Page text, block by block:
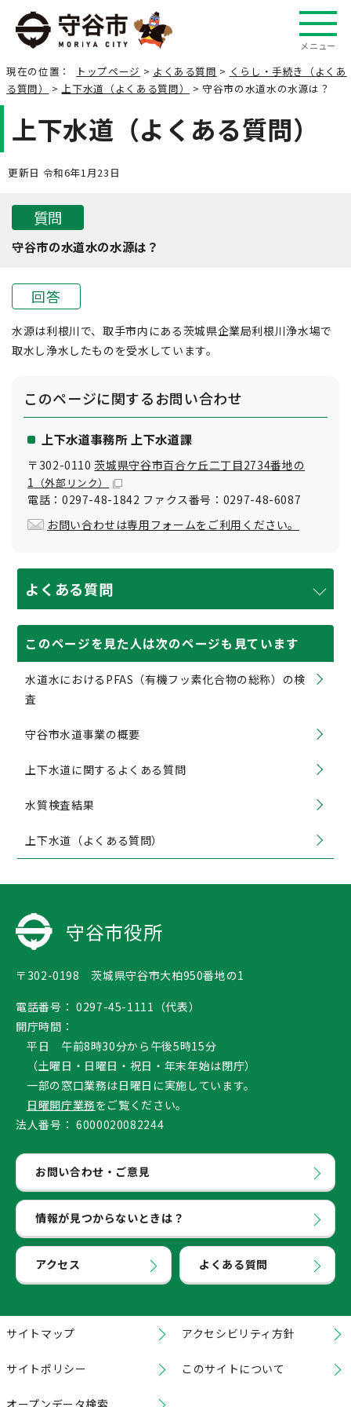
メニュー
現在の位置： トップページ > よくある質問 > くらし・手続き（よくあ
る質問）
>上下水道（よくある質問） > 守谷市の水道水の水源は？
上下水道（よくある質問）
更新日 令和6年1月23日
質問
守谷市の水道水の水源は？
回答
水源は利根川で、取手市内にある茨城県企業局利根川浄水場で
取水し浄水したものを受水しています。
このページに関するお問い合わせ
上下水道事務所 上下水道課
〒302-0110茨城県守谷市百合ケ丘二丁目2734番地の
1 （外部リンク）
電話：0297-48-1842 ファクス番号：0297-48-6087
お問い合わせは専用フォームをご利用ください。
よくある質問
このページを見た人は次のページも見ています
水道水におけるPFAS（有機フッ素化合物の総称）の検
査
守谷市水道事業の概要
上下水道に関するよくある質問
水質検査結果
上下水道（よくある質問）
守谷市役所
〒302-0198 茨城県守谷市大柏950番地の1
電話番号： 0297-45-1111（代表）
開庁時間：
平日 午前8時30分から午後5時15分
（土曜日・日曜日・祝日・年末年始は閉庁）
一部の窓口業務は日曜日に実施しています。
日曜開庁業務をご覧ください。
法人番号： 6000020082244
お問い合わせ・ご意見
情報が見つからないときは？
アクセス よくある質問
サイトマップ アクセシビリティ方針
サイトポリシー このサイトについて
オープンデータ検索